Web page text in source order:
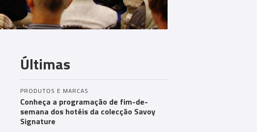
Últimas
PRODUTOS E MARCAS
Conheça a programação de fim-de-
semana dos hotéis da colecção Savoy
Signature